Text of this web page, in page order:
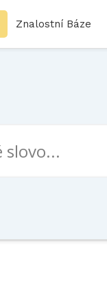
Znalostní Báze